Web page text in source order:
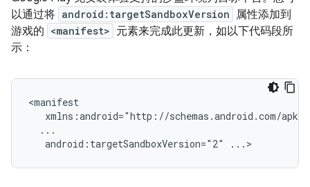
以通过将 android:targetSandboxVersion 属性添加到
游戏的 <manifest> 元素来完成此更新，如以下代码段所
示：
android:targetSandboxVersion="2"